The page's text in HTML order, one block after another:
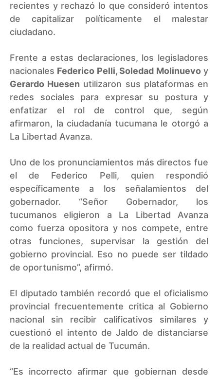
recientes y rechazó lo que consideró intentos
de capitalizar políticamente el malestar
ciudadano.
Frente a estas declaraciones, los legisladores
nacionales Federico Pelli, Soledad Molinuevoy
Gerardo Huesen utilizaron sus plataformas en
redes sociales para expresar su postura y
enfatizar el rol de control que, según
afirmaron, la ciudadanía tucumana le otorgó a
La Libertad Avanza.
Uno de los pronunciamientos más directos fue
el de Federico Pelli, quien respondió
específicamente a los señalamientos del
gobernador. “Señor Gobernador, los
tucumanos eligieron a La Libertad Avanza
como fuerza opositora y nos compete, entre
otras funciones, supervisar la gestión del
gobierno provincial. Eso no puede ser tildado
de oportunismo”, afirmó.
El diputado también recordó que el oficialismo
provincial frecuentemente critica al Gobierno
nacional sin recibir calificativos similares y
cuestionó el intento de Jaldo de distanciarse
de la realidad actual de Tucumán.
“Es incorrecto afirmar que gobiernan desde